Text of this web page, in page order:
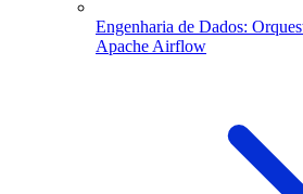
Engenharia de Dados:
Apache Airflow